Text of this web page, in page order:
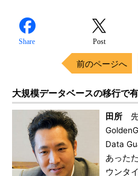
Share Post
前のページへ
大規模データベースの移行で
田所 先
Data
あった
ウンタ